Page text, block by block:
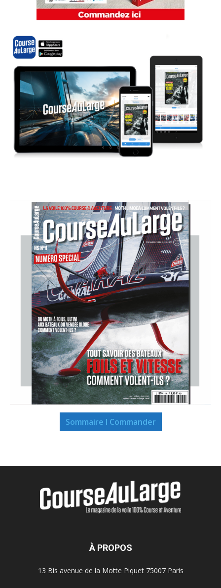
Sommaire I Commander
À PROPOS
13 Bis avenue de la Motte Piquet 75007 Paris